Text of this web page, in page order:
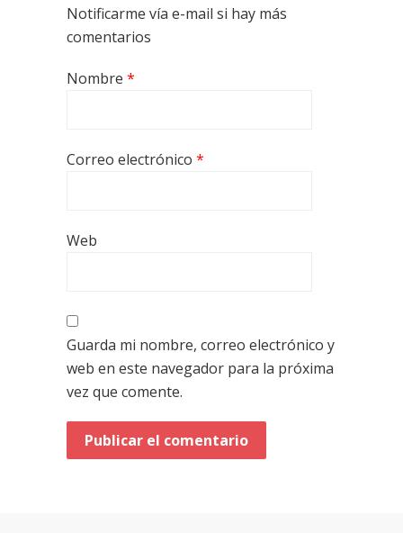
Notificarme vía e-mail si hay más
comentarios
Nombre *
Correo electrónico *
Web
Guarda mi nombre, correo electrónico y
web en este navegador para la próxima
vez que comente.